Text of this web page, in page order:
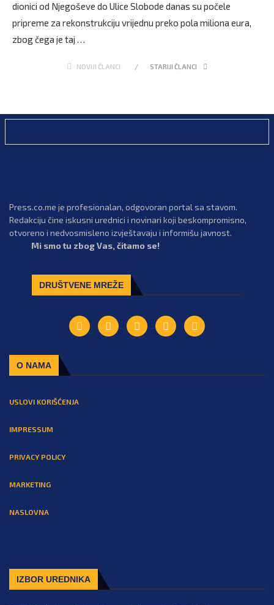
dionici od Njegoševe do Ulice Slobode danas su počele
pripreme za rekonstrukciju vrijednu preko pola miliona eura,
zbog čega je taj …
NOVIJI ČLANCI STARIJI ČLANCI
Press.co.me je profesionalan, odgovoran portal sa stavom.
Redakciju čine iskusni urednici i novinari koji beskompromisno,
otvoreno i nedvosmisleno izvještavaju i informišu javnost.
Mi smo tu zbog Vas, čitamo se!
DRUŠTVENE MREŽE
O NAMA
USLOVI KORIŠĆENJA
IMPRESSUM
PRIVACY POLICY
MARKETING
NASLOVNA
IZBOR UREDNIKA